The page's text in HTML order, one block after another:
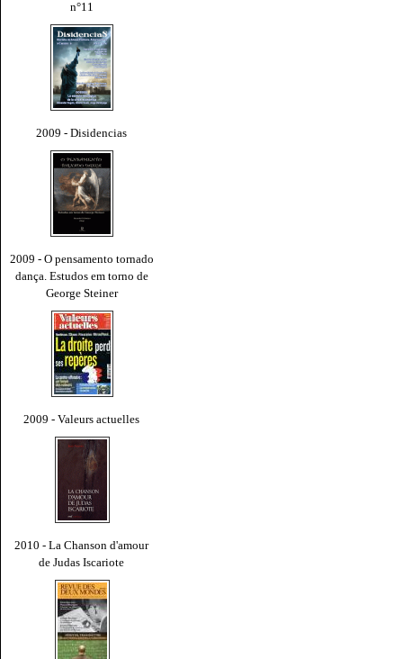
n°11
2009 - Disidencias
2009 - O pensamento tornado
dança. Estudos em torno de
George Steiner
2009 - Valeurs actuelles
2010 - La Chanson d'amour
de Judas Iscariote